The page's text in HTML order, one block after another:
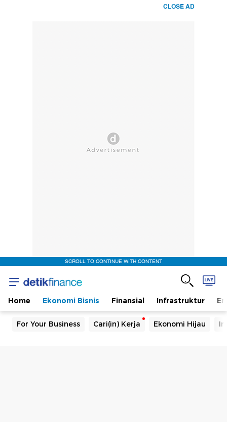
CLOSE AD
SCROLL TO CONTINUE WITH CONTENT
Home Ekonomi Bisnis Finansial Infrastruktur
For Your Business Cari(in) Kerja Ekonomi Hijau